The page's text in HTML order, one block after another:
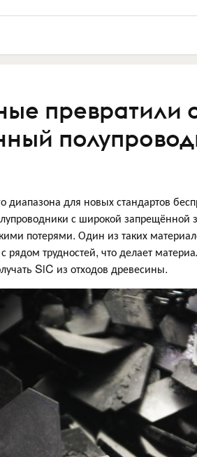
превратили
диапазона для новых стандартов
с широкой запрещённой
потерями. Один из таких
рядом трудностей, что делает
SiC из отходов древесины.